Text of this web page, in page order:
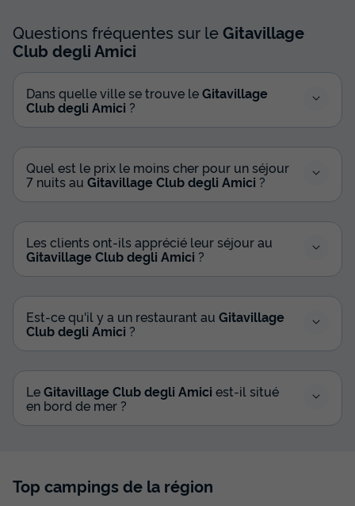
Questions fréquentes sur leGitavillage
Club degli Amici
Dans quelle ville se trouve leGitavillage
Club degli Amici ?
Quel est le prix le moins cher pour un séjour
7 nuits au Gitavillage Club degli Amici ?
Les clients ont-ils apprécié leur séjour au
Gitavillage Club degli Amici ?
Est-ce qu'il y a un restaurant au Gitavillage
Club degli Amici ?
LeGitavillage Club degli Amici est-il situé
en bord de mer ?
Top campings de la région